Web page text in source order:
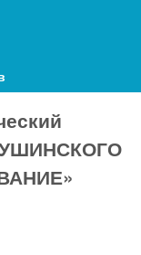
УШИНСКОГО